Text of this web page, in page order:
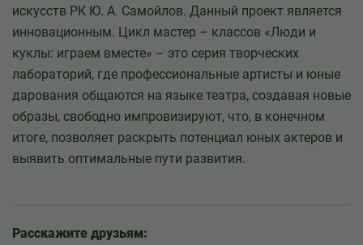
искусств РК Ю. А. Самойлов. Данный проект является
инновационным. Цикл мастер – классов «Люди и
куклы: играем вместе» – это серия творческих
лабораторий, где профессиональные артисты и юные
дарования общаются на языке театра, создавая новые
образы, свободно импровизируют, что, в конечном
итоге, позволяет раскрыть потенциал юных актеров и
выявить оптимальные пути развития.
Расскажите друзьям: